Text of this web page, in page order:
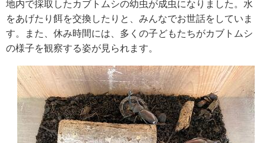
地内で採取したカブトムシの幼虫が成虫になりました。水
をあげたり餌を交換したりと、みんなでお世話をしていま
す。また、休み時間には、多くの子どもたちがカブトムシ
の様子を観察する姿が見られます。